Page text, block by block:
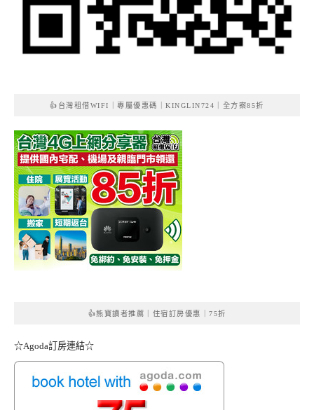
👍台灣租借WIFI｜專屬優惠碼｜KINGLIN724｜全方案85折
👍熊寶讀者推薦｜住宿訂房優惠｜75折
☆Agoda訂房連結☆